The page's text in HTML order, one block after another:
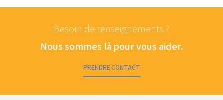
Besoin de renseignements ?
Nous sommes là pour vous aider.
PRENDRE CONTACT